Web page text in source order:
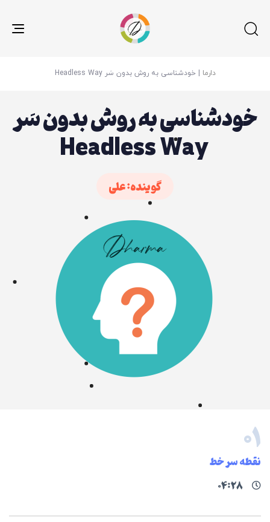
دارما |خودشناسی به روش بدون سَر Headless Way
خودشناسی به روش بدون سَر
Headless Way
گوینده: علی
۰۱
نقطه سر خط
۰۴:۲۸